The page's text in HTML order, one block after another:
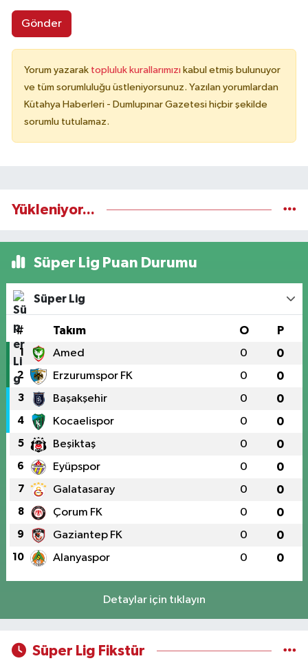
Gönder
Yorum yazarak topluluk kurallarımızı kabul etmiş bulunuyor
ve tüm sorumluluğu üstleniyorsunuz. Yazılan yorumlardan
Kütahya Haberleri - Dumlupınar Gazetesi hiçbir şekilde
sorumlu tutulamaz.
Yükleniyor...
Süper Lig Puan Durumu
Süper Lig
# Takım O P
1 Amed 0 0
2 Erzurumspor FK 0 0
3 Başakşehir 0 0
4 Kocaelispor 0 0
5 Beşiktaş 0 0
6 Eyüpspor 0 0
7 Galatasaray 0 0
8 Çorum FK 0 0
9 Gaziantep FK 0 0
10 Alanyaspor 0 0
Detaylar için tıklayın
Süper Lig Fikstür